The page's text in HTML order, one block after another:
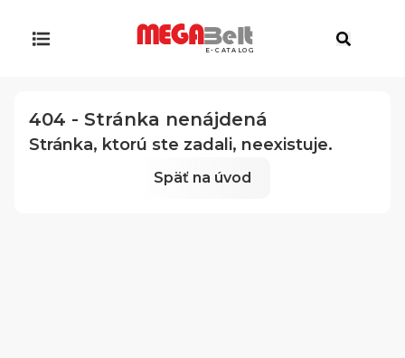
E-CATALOG
404 - Stránka nenájdená
Stránka, ktorú ste zadali, neexistuje.
Späť na úvod